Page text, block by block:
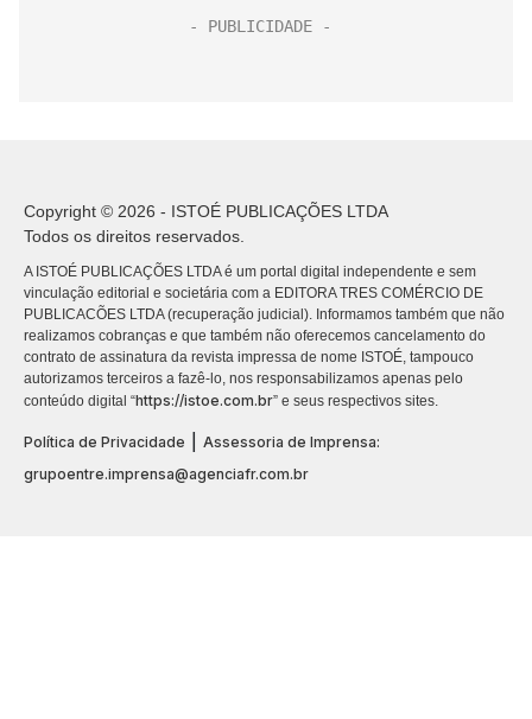
Copyright © 2026 - ISTOÉ PUBLICAÇÕES LTDA
Todos os direitos reservados.
A ISTOÉ PUBLICAÇÕES LTDA é um portal digital independente e sem
vinculação editorial e societária com a EDITORA TRES COMÉRCIO DE
PUBLICACÕES LTDA (recuperação judicial). Informamos também que não
realizamos cobranças e que também não oferecemos cancelamento do
contrato de assinatura da revista impressa de nome ISTOÉ, tampouco
autorizamos terceiros a fazê-lo, nos responsabilizamos apenas pelo
conteúdo digital “https://istoe.com.br” e seus respectivos sites.
Política de Privacidade
Assessoria de Imprensa:
grupoentre.imprensa@agenciafr.com.br